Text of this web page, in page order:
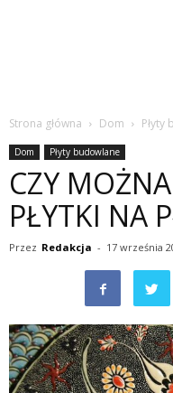
Strona główna Dom Płyty
Dom Płyty budowlane
CZY
PŁYTKI NA
Przez Redakcja - 17 września